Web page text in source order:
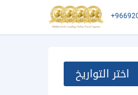
اختر التواريخ